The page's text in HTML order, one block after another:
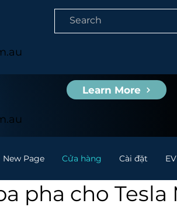
Learn More
New Page Cửa hàng Cài đặt
pha cho Tesla